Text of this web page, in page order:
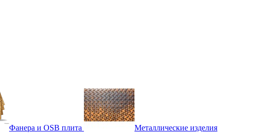
Фанера и OSB плита Металлические изделия